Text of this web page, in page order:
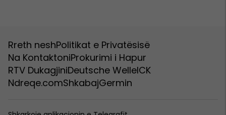
Rreth neshPolitikat e Privatësisë
Na KontaktoniProkurimi i Hapur
RTV DukagjiniDeutsche WelleICK
Ndreqe.comShkabajGermin